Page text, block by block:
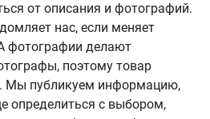
от описания и фотографий.
нас, если меняет
фотографии делают
поэтому товар
Мы публикуем информацию,
определиться с выбором,